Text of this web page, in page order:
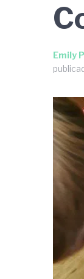
Emily